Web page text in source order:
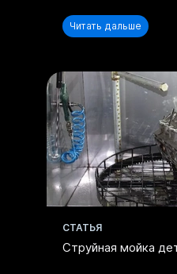
Нажимая на кнопку,
Положение и даете
персональных
Читать дальше
CТАТЬЯ
Струйная мойка